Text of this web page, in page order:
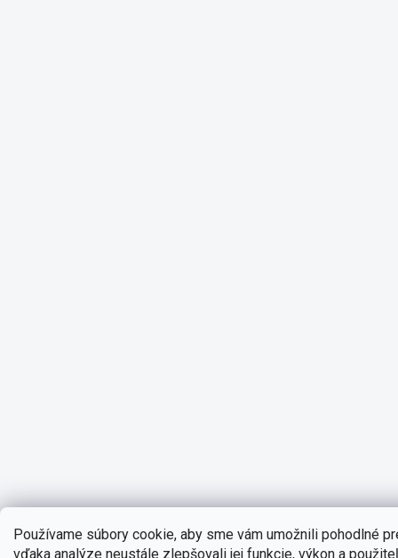
Používame súbory cookie, aby sme vám umožnili pohodlné
vďaka analýze neustále zlepšovali jej funkcie, výkon a